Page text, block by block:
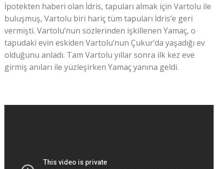
İpotekten haberi olan İdris, tapuları almak için Vartolu ile
buluşmuş, Vartolu biri hariç tüm tapuları İdris’e geri
vermişti. Vartolu’nun sözlerinden işkillenen Yamaç, o
tapudaki evin eskiden Vartolu’nun Çukur’da yaşadığı ev
olduğunu anladı. Tam Vartolu yıllar sonra ilk kez eve
girmiş anıları ile yüzleşirken Yamaç yanına geldi.